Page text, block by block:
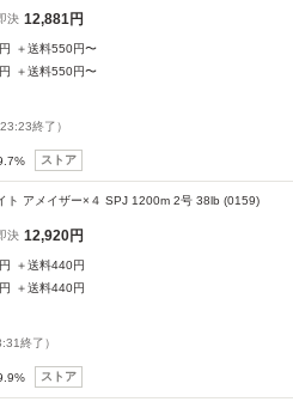
決 12,881円
円 ＋送料550円〜
円 ＋送料550円〜
終了）
ストア
ト アメイザー×４ SPJ 1200m 2号 38lb (0159)
決 12,920円
円 ＋送料440円
円 ＋送料440円
終了）
ストア